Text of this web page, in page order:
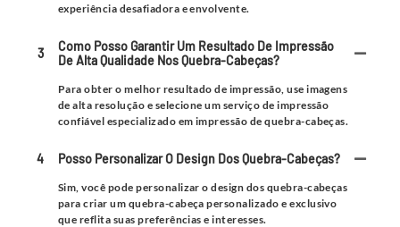
experiência desafiadora e envolvente.
3
Como Posso Garantir Um Resultado De Impressão
De Alta Qualidade Nos Quebra-Cabeças?
Para obter o melhor resultado de impressão, use imagens
de alta resolução e selecione um serviço de impressão
confiável especializado em impressão de quebra-cabeças.
4 Posso Personalizar O Design Dos Quebra-Cabeças?
Sim, você pode personalizar o design dos quebra-cabeças
para criar um quebra-cabeça personalizado e exclusivo
que reflita suas preferências e interesses.